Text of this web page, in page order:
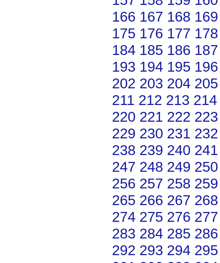
166 167 168 169
175 176 177 178
184 185 186 187
193 194 195 196
202 203 204 205
211 212 213 214
220 221 222 223
229 230 231 232
238 239 240 241
247 248 249 250
256 257 258 259
265 266 267 268
274 275 276 277
283 284 285 286
292 293 294 295